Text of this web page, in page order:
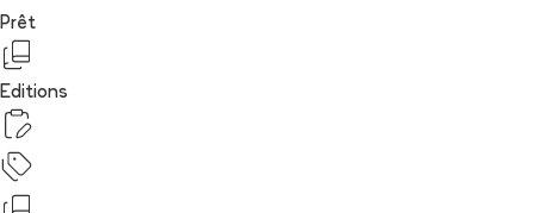
Prêt
Editions